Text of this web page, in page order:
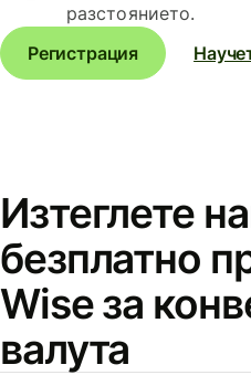
разстоянието.
Регистрация
Изтеглете
безплатно
Wise за
валута